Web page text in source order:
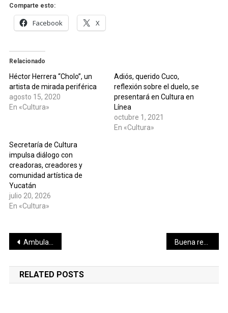
Comparte esto:
Facebook X
Relacionado
Héctor Herrera “Cholo”, un
artista de mirada periférica
agosto 15, 2020
En «Cultura»
Adiós, querido Cuco,
reflexión sobre el duelo, se
presentará en Cultura en
Línea
octubre 1, 2021
En «Cultura»
Secretaría de Cultura
impulsa diálogo con
creadoras, creadores y
comunidad artística de
Yucatán
julio 20, 2026
En «Cultura»
Navegación
de
entradas
Ambulancias continúan siendo equipadas para ofrecer traslados más seguros a pacientes con Coronavirus
RELATED POSTS